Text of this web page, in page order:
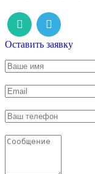
Оставить заявку